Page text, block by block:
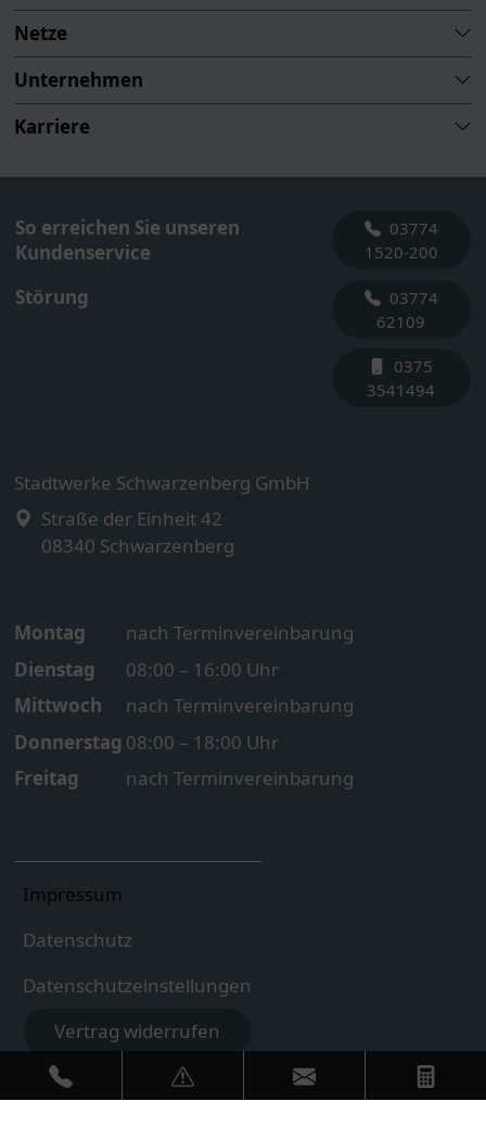
Netze
Unternehmen
Karriere
So erreichen Sie unseren
Kundenservice
03774
1520-200
Störung
03774
62109
0375
3541494
Stadtwerke Schwarzenberg GmbH
Straße der Einheit 42
08340 Schwarzenberg
Montag
nach Terminvereinbarung
Dienstag
08:00 – 16:00 Uhr
Mittwoch
nach Terminvereinbarung
Donnerstag 08:00 – 18:00 Uhr
Freitag
nach Terminvereinbarung
Impressum
Datenschutz
Datenschutzeinstellungen
Vertrag widerrufen